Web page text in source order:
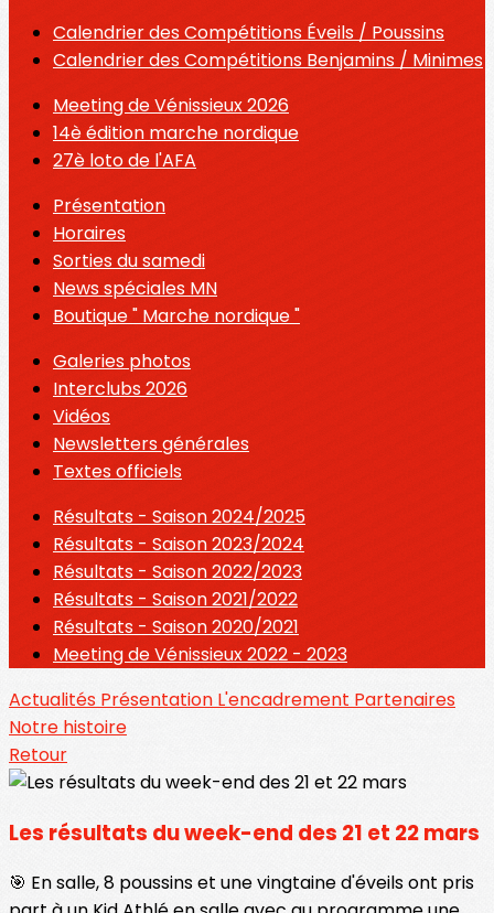
Calendrier des Compétitions Éveils / Poussins
Calendrier des Compétitions Benjamins / Minimes
Meeting de Vénissieux 2026
14è édition marche nordique
27è loto de l'AFA
Présentation
Horaires
Sorties du samedi
News spéciales MN
Boutique " Marche nordique "
Galeries photos
Interclubs 2026
Vidéos
Newsletters générales
Textes officiels
Résultats - Saison 2024/2025
Résultats - Saison 2023/2024
Résultats - Saison 2022/2023
Résultats - Saison 2021/2022
Résultats - Saison 2020/2021
Meeting de Vénissieux 2022 - 2023
Actualités Présentation L'encadrement Partenaires
Notre histoire
Retour
Les résultats du week-end des 21 et 22 mars
🎯 En salle, 8 poussins et une vingtaine d'éveils ont pris